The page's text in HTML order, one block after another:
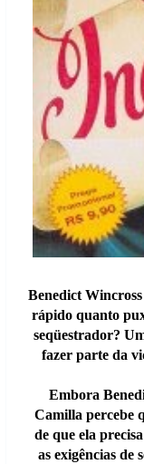
Benedict
rápido quanto
seqüestrador?
fazer parte da
Embora
Camilla percebe
de que ela
as exigências de